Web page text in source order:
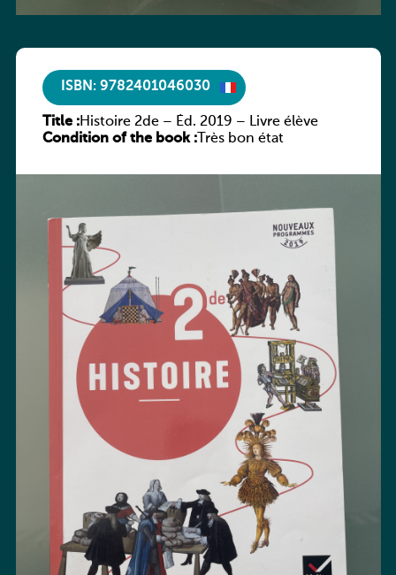
ISBN: 9782401046030
Title :Histoire 2de – Éd. 2019 – Livre élève
Condition of the book :Très bon état